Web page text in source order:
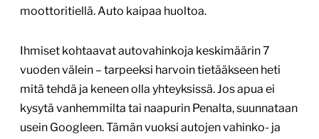
moottoritiellä. Auto kaipaa huoltoa.
Ihmiset kohtaavat autovahinkoja keskimäärin 7
vuoden välein – tarpeeksi harvoin tietääkseen heti
mitä tehdä ja keneen olla yhteyksissä. Jos apua ei
kysytä vanhemmilta tai naapurin Penalta, suunnataan
usein Googleen. Tämän vuoksi autojen vahinko- ja